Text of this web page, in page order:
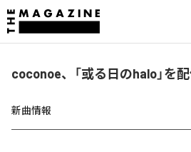
coconoe、「或る日のhalo」を
新曲情報